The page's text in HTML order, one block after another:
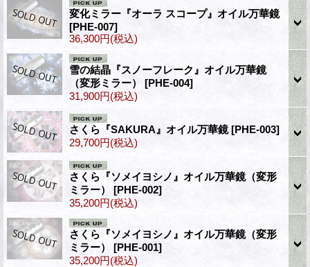
変化ミラー『オーラ スコープ』オイル万華鏡
[PHE-007]
36,300円(税込)
雪の結晶『スノーフレーク』オイル万華鏡
（変形ミラー） [PHE-004]
31,900円(税込)
さくら『SAKURA』オイル万華鏡[PHE-003]
29,700円(税込)
さくら『ソメイヨシノ』オイル万華鏡（変形
ミラー） [PHE-002]
35,200円(税込)
さくら『ソメイヨシノ』オイル万華鏡（変形
ミラー） [PHE-001]
35,200円(税込)